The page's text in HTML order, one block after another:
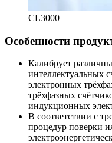
CL3000
Особенности
Калибрует
интеллектуальных
электронных
трёхфазных
индукционных
В соответствии с
процедур поверки